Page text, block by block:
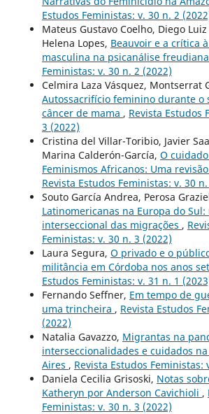
Estudos Feministas: v. 30 n. 2
Mateus Gustavo Coelho, Diego
Helena Lopes, Beauvoir e a crítica
masculina na psicanálise freudiana
Feministas: v. 30 n. 2 (2022)
Celmira Laza Vásquez, Montserrat
Autossacrifício feminino durante o
câncer de mama , Revista Estudos
3 (2022)
Cristina del Villar-Toribio, Javier
Marina Calderón-García, O
Feminismos Africanos: Uma
Revista Estudos Feministas: v. 30
Souto García Andrea, Perosa
Latinomericanas na Europa do
interseccional das migrações ,
Feministas: v. 30 n. 3 (2022)
Laura Segura, O privado e o
militância em Córdoba nos anos
Estudos Feministas: v. 31 n. 1
Fernando Seffner, Em tempo de
uma trincheira , Revista Estudos
(2022)
Natalia Gavazzo, Migrantas na
interseccionalidades e cuidados
Aires , Revista Estudos Feministas:
Daniela Cecilia Grisoski, Notas
Katheryn por Anderson Cavichioli ,
Feministas: v. 30 n. 3 (2022)